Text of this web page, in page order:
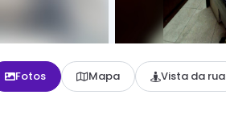
Fotos Mapa Vista da rua